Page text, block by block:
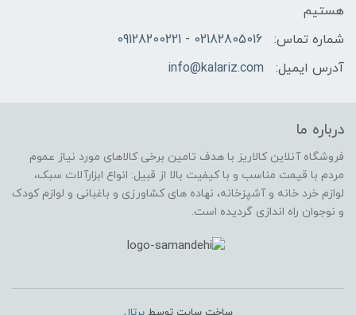
هستیم
شماره تماس:
02182805016 - 09128200221
آدرس ایمیل:
info@kalariz.com
درباره ما
فروشگاه آنلاین کالاریز با هدف تامین برخی کالاهای مورد نیاز عموم
مردم با قیمت مناسب و با کیفیت بالا از قبیل: انواع ابزارآلات سبک،
لوازم خرد خانه و آشپزخانه، نهاده های کشاورزی و باغبانی و لوازم کودک
و نوجوان راه اندازی گردیده است.